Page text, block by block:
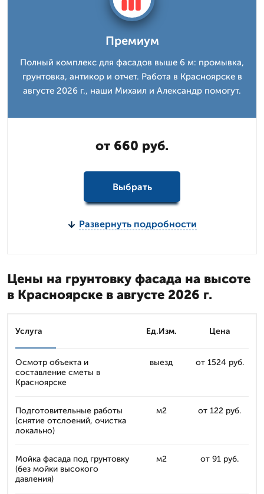
Премиум
Полный комплекс для фасадов выше 6 м: промывка,
грунтовка, антикор и отчет. Работа в Красноярске в
августе 2026 г., наши Михаил и Александр помогут.
от 660 руб.
Выбрать
Развернуть подробности
Цены на грунтовку фасада на высоте
в Красноярске в августе 2026 г.
Услуга Ед.Изм. Цена
Осмотр объекта и
составление сметы в
Красноярске
выезд от 1524 руб.
Подготовительные работы
(снятие отслоений, очистка
локально)
м2 от 122 руб.
Мойка фасада под грунтовку
(без мойки высокого
давления)
м2 от 91 руб.